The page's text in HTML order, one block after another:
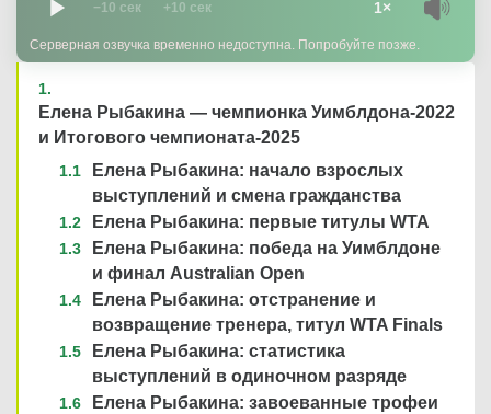
−10 сек +10 сек 1×
Серверная озвучка временно недоступна. Попробуйте позже.
Елена Рыбакина — чемпионка Уимблдона-2022
и Итогового чемпионата-2025
Елена Рыбакина: начало взрослых
выступлений и смена гражданства
Елена Рыбакина: первые титулы WTA
Елена Рыбакина: победа на Уимблдоне
и финал Australian Open
Елена Рыбакина: отстранение и
возвращение тренера, титул WTA Finals
Елена Рыбакина: статистика
выступлений в одиночном разряде
Елена Рыбакина: завоеванные трофеи